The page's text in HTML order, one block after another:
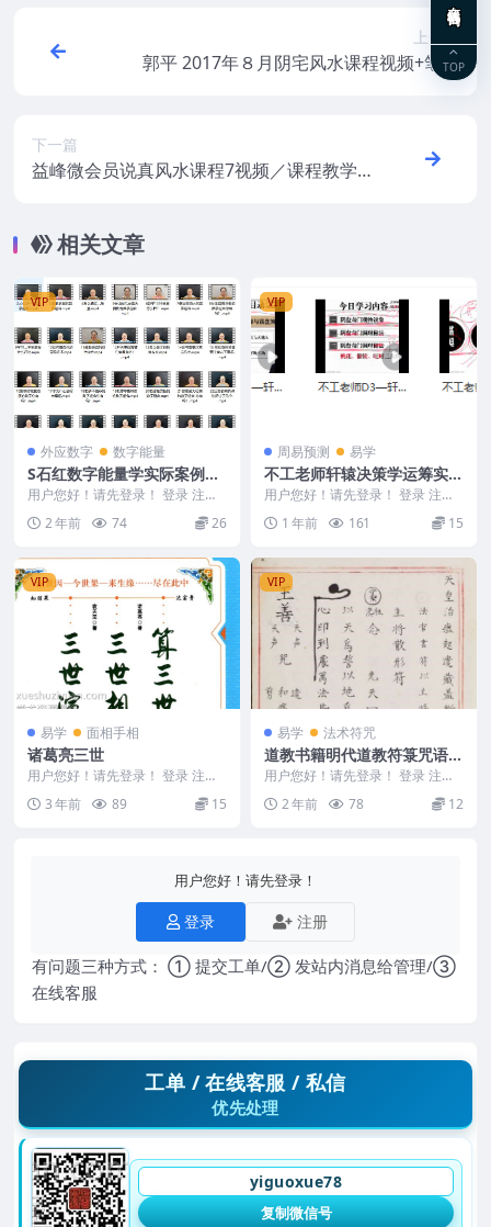
上一篇
郭平 2017年８月阴宅风水课程视频+笔记
下一篇
益峰微会员说真风水课程7视频／课程教学
相关文章
VIP
外应数字 数字能量
S石红数字能量学实际案例分
享199视频课程
用户您好！请先登录！ 登录 注册
S石红数字能量学实际案例分享 24
0990 1...
2 年前 74 26
VIP
周易预测 易学
不工老师轩辕决策学运筹实战
5
用户您好！请先登录！ 登录 注册
不工老师轩辕决策学运筹实战 250
435 不工...
1 年前 161 15
VIP
易学 面相手相
诸葛亮三世
用户您好！请先登录！ 登录 注册
3 年前 89 15
VIP
易学 法术符咒
道教书籍明代道教符箓咒语秘
诀（嘉靖宫廷古本）.pdf
用户您好！请先登录！ 登录 注册
道教书籍明代道教符箓咒语秘诀
（嘉靖宫廷古本）....
2 年前 78 12
用户您好！请先登录！
登录 注册
有问题三种方式： ① 提交工单/② 发站内消息给管理/③
在线客服
工单 / 在线客服 / 私信
优先处理
yiguoxue78
复制微信号
TOP